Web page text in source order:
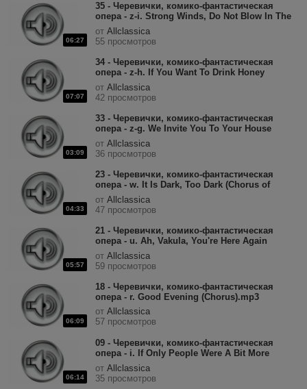
06:27
35 - Черевички, комико-фантастическая
опера - z-i. Strong Winds, Do Not Blow In The
Thick Woods (Chorus).mp3
от Allclassica
55 просмотров
07:07
34 - Черевички, комико-фантастическая
опера - z-h. If You Want To Drink Honey
(Chorus).mp3
от Allclassica
42 просмотров
03:09
33 - Черевички, комико-фантастическая
опера - z-g. We Invite You To Your House
(Chorus of Women).mp3
от Allclassica
36 просмотров
04:33
23 - Черевички, комико-фантастическая
опера - w. It Is Dark, Too Dark (Chorus of
Undines).mp3
от Allclassica
47 просмотров
05:57
21 - Черевички, комико-фантастическая
опера - u. Ah, Vakula, You're Here Again
(Oksana).mp3
от Allclassica
59 просмотров
06:09
18 - Черевички, комико-фантастическая
опера - r. Good Evening (Chorus).mp3
от Allclassica
57 просмотров
06:14
09 - Черевички, комико-фантастическая
опера - i. If Only People Were A Bit More
Intelligent (Oksana).mp3
от Allclassica
35 просмотров